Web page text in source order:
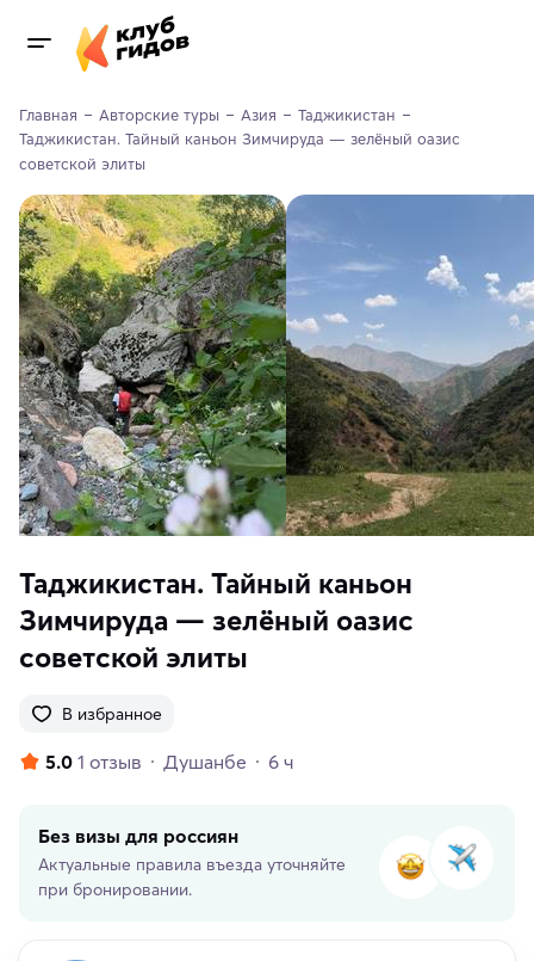
Главная Авторские туры Азия
Таджикистан
Таджикистан. Тайный каньон Зимчируда — зелёный оазис
советской элиты
Таджикистан. Тайный каньон
Зимчируда — зелёный оазис
советской элиты
В избранное
5.0 1 отзыв Душанбе 6 ч
Без визы для россиян
Актуальные правила въезда уточняйте
при бронировании.